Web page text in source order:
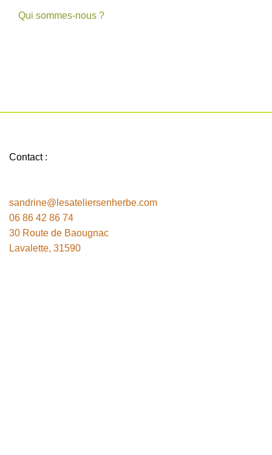
Qui sommes-nous ?
Contact :
sandrine@lesateliersenherbe.com
06 86 42 86 74
30 Route de Baougnac
Lavalette, 31590